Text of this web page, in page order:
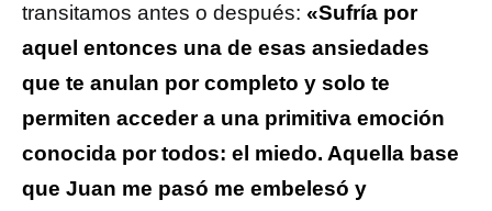
transitamos antes o después: «Sufría por
aquel entonces una de esas ansiedades
que te anulan por completo y solo te
permiten acceder a una primitiva emoción
conocida por todos: el miedo. Aquella base
que Juan me pasó me embelesó y